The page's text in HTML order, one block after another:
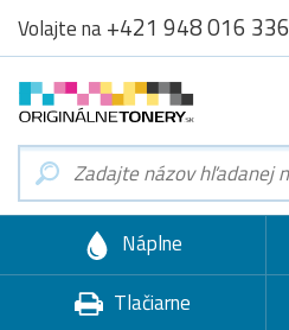
Volajte na+421 948 016 336
Náplne
Tlačiarne